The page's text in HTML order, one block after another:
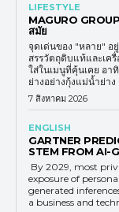
LIFESTYLE
MAGURO
สมัย
จุดเด่นของ "หลาย" อ
สรรวัตถุดิบแท้และเค
ใส่ในเมนูที่คุ้นเคย อา
ย่างอย่างกุ้งแม่น้ำย่าง
7 สิงหาคม 2026
ENGLISH
GARTNER
STEM FROM AI-
By 2029, most
exposure of
generated
a business and